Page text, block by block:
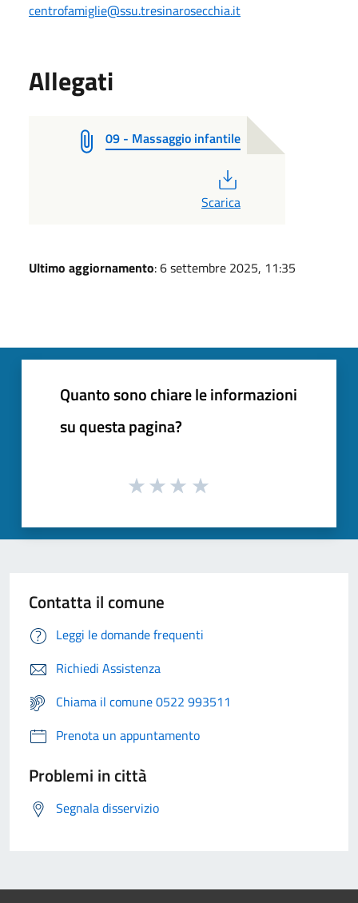
centrofamiglie@ssu.tresinarosecchia.it
Allegati
09 - Massaggio infantile
Scarica
Ultimo aggiornamento: 6 settembre 2025, 11:35
Quanto sono chiare le informazioni
su questa pagina?
Contatta il comune
Leggi le domande frequenti
Richiedi Assistenza
Chiama il comune 0522 993511
Prenota un appuntamento
Problemi in città
Segnala disservizio